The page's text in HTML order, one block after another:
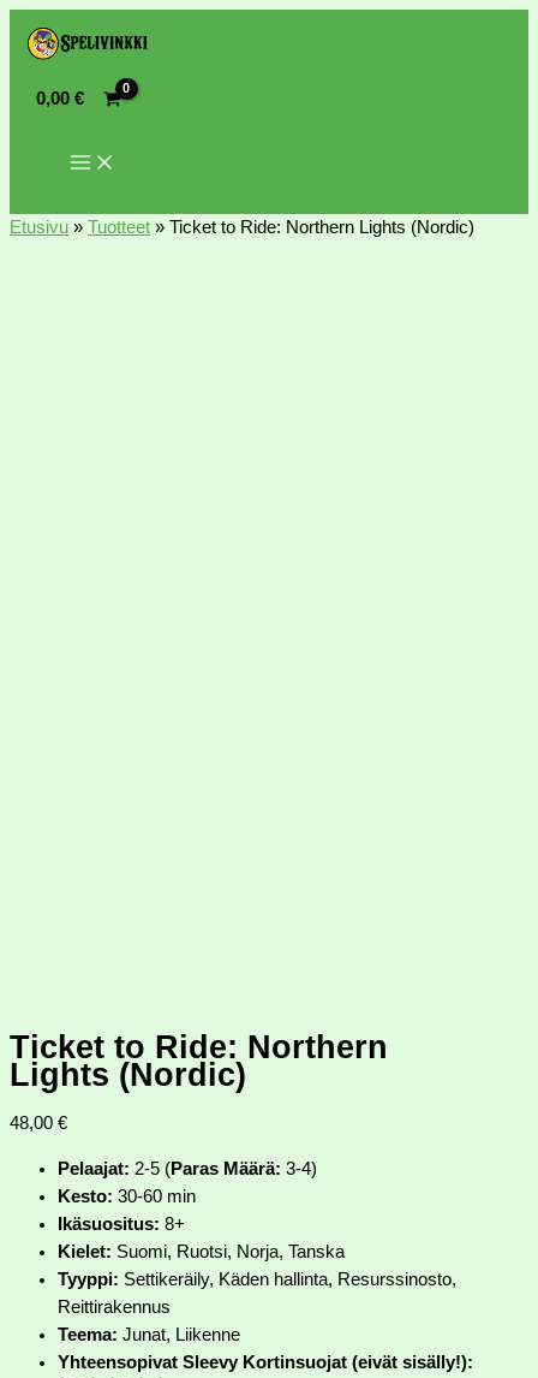
0,00€
Etusivu » Tuotteet » Ticket to Ride: Northern Lights (Nordic)
Ticket to Ride: Northern
Lights (Nordic)
48,00 €
Pelaajat: 2-5 (Paras Määrä: 3-4)
Kesto: 30-60 min
Ikäsuositus: 8+
Kielet: Suomi, Ruotsi, Norja, Tanska
Tyyppi: Settikeräily, Käden hallinta, Resurssinosto,
Reittirakennus
Teema: Junat, Liikenne
Yhteensopivat Sleevy Kortinsuojat (eivät sisälly!):